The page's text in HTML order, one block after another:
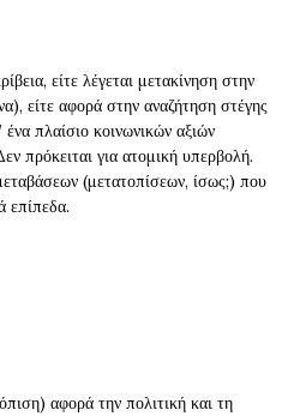
είτε λέγεται μετακίνηση στην
είτε αφορά στην αναζήτηση στέγης
πλαίσιο κοινωνικών αξιών
πρόκειται για ατομική υπερβολή.
(μετατοπίσεων, ίσως;) που
επίπεδα.
αφορά την πολιτική και τη